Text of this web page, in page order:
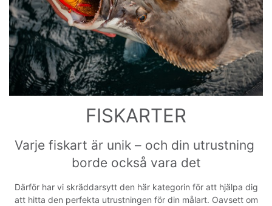
FISKARTER
Varje fiskart är unik – och din utrustning
borde också vara det
Därför har vi skräddarsytt den här kategorin för att hjälpa dig
att hitta den perfekta utrustningen för din målart. Oavsett om